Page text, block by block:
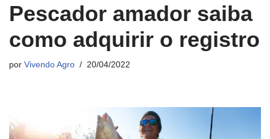
Pescador amador saiba
como adquirir o registro
por Vivendo Agro 20/04/2022